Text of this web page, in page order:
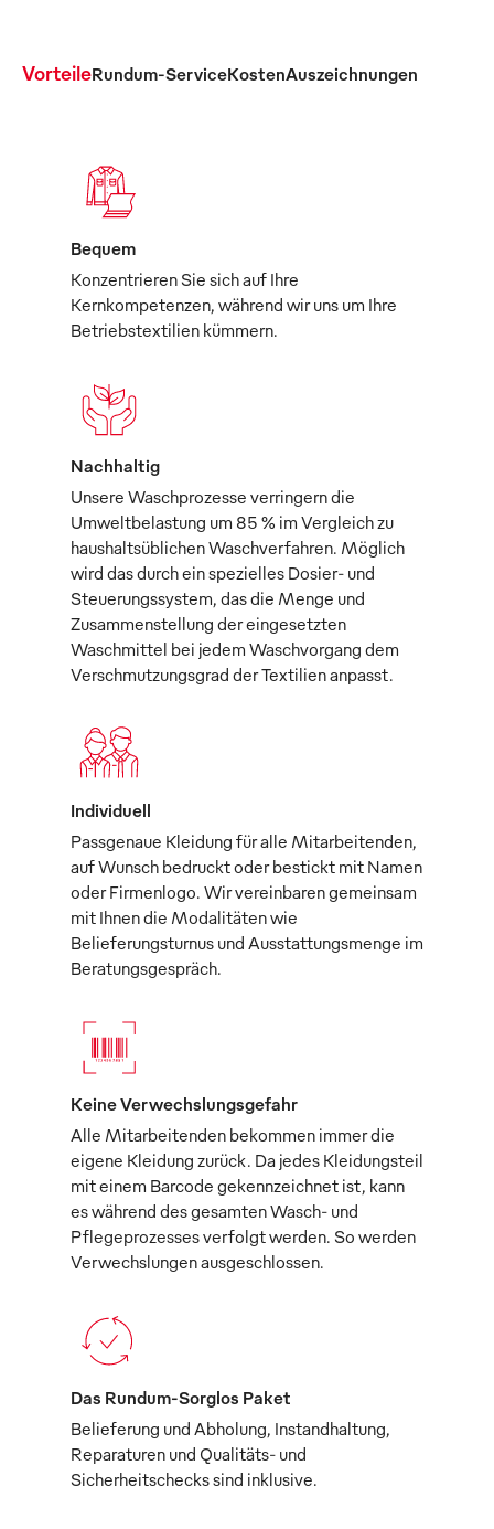
VorteileRundum-ServiceKostenAuszeichnungen
Bequem
Konzentrieren Sie sich auf Ihre
Kernkompetenzen, während wir uns um Ihre
Betriebstextilien kümmern.
Nachhaltig
Unsere Waschprozesse verringern die
Umweltbelastung um 85 % im Vergleich zu
haushaltsüblichen Waschverfahren. Möglich
wird das durch ein spezielles Dosier- und
Steuerungssystem, das die Menge und
Zusammenstellung der eingesetzten
Waschmittel bei jedem Waschvorgang dem
Verschmutzungsgrad der Textilien anpasst.
Individuell
Passgenaue Kleidung für alle Mitarbeitenden,
auf Wunsch bedruckt oder bestickt mit Namen
oder Firmenlogo. Wir vereinbaren gemeinsam
mit Ihnen die Modalitäten wie
Belieferungsturnus und Ausstattungsmenge im
Beratungsgespräch.
Keine Verwechslungsgefahr
Alle Mitarbeitenden bekommen immer die
eigene Kleidung zurück. Da jedes Kleidungsteil
mit einem Barcode gekennzeichnet ist, kann
es während des gesamten Wasch- und
Pflegeprozesses verfolgt werden. So werden
Verwechslungen ausgeschlossen.
Das Rundum-Sorglos Paket
Belieferung und Abholung, Instandhaltung,
Reparaturen und Qualitäts- und
Sicherheitschecks sind inklusive.